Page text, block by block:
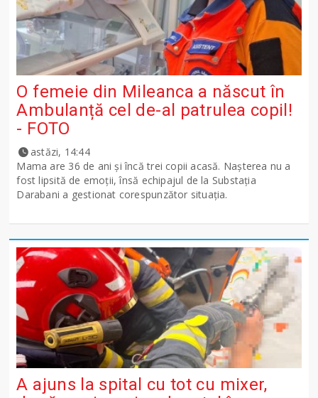
O femeie din Mileanca a născut în
Ambulanță cel de-al patrulea copil!
- FOTO
astăzi, 14:44
Mama are 36 de ani și încă trei copii acasă. Nașterea nu a
fost lipsită de emoții, însă echipajul de la Substația
Darabani a gestionat corespunzător situația.
A ajuns la spital cu tot cu mixer,